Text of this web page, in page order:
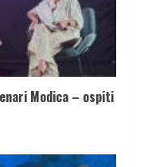
Modica – ospiti